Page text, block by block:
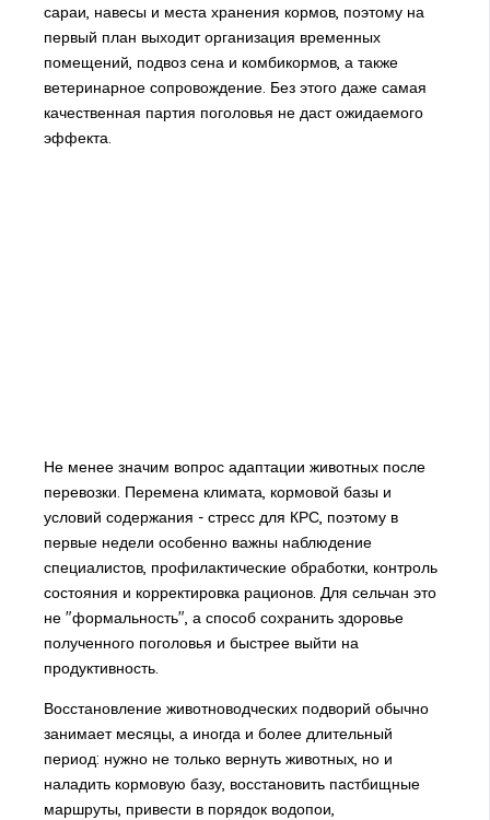
сараи, навесы и места хранения кормов, поэтому на
первый план выходит организация временных
помещений, подвоз сена и комбикормов, а также
ветеринарное сопровождение. Без этого даже самая
качественная партия поголовья не даст ожидаемого
эффекта.
Не менее значим вопрос адаптации животных после
перевозки. Перемена климата, кормовой базы и
условий содержания - стресс для КРС, поэтому в
первые недели особенно важны наблюдение
специалистов, профилактические обработки, контроль
состояния и корректировка рационов. Для сельчан это
не "формальность", а способ сохранить здоровье
полученного поголовья и быстрее выйти на
продуктивность.
Восстановление животноводческих подворий обычно
занимает месяцы, а иногда и более длительный
период: нужно не только вернуть животных, но и
наладить кормовую базу, восстановить пастбищные
маршруты, привести в порядок водопои,